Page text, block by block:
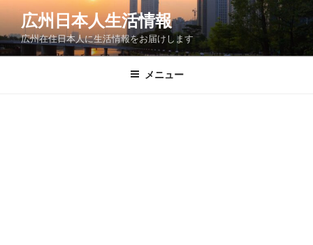
コ
ン
テ
ン
広州日本人生活情報
広州在住日本人に生活情報をお届けします
メニュー